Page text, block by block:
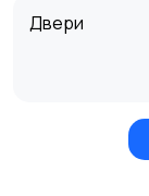
Двери